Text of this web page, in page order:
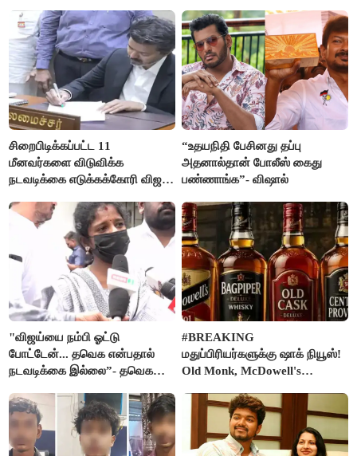
சிறைபிடிக்கப்பட்ட 11
மீனவர்களை விடுவிக்க
நடவடிக்கை எடுக்கக்கோரி விஜய்
“உதயநிதி பேசினது தப்பு
அதனால்தான் போலீஸ் கைது
பண்ணாங்க”- விஷால்
"விஜய்யை நம்பி ஓட்டு
போட்டேன்... தவெக என்பதால்
நடவடிக்கை இல்லை”- தவெக
கதறல்
#BREAKING
மதுப்பிரியர்களுக்கு ஷாக் நியூஸ்!
Old Monk, McDowell's
FSSAI தடை